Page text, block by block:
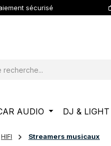
sécurisé
AUDIO DJ & LIGHT
HIFI Streamers musicaux